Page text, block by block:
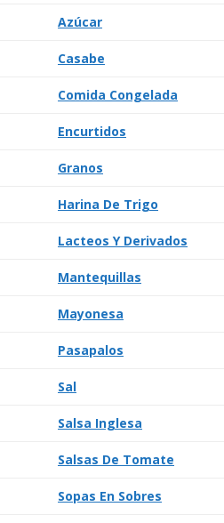
Azúcar
Casabe
Comida Congelada
Encurtidos
Granos
Harina De Trigo
Lacteos Y Derivados
Mantequillas
Mayonesa
Pasapalos
Sal
Salsa Inglesa
Salsas De Tomate
Sopas En Sobres